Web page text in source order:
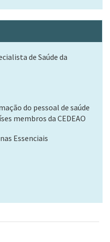
de Saúde da
do pessoal de saúde
membros da CEDEAO
Essenciais